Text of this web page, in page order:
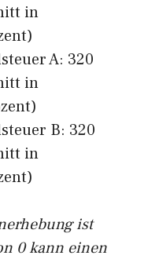
in
A: 320
in
B: 320
in
ist
0 kann einen